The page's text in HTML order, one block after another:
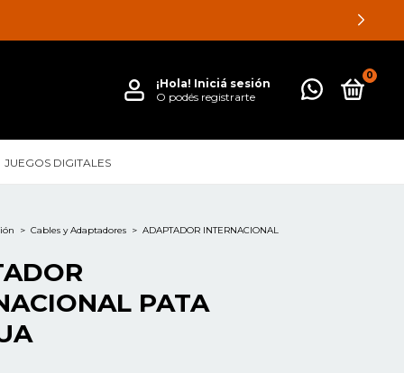
¡Hola! Iniciá sesión
O podés registrarte
0
JUEGOS DIGITALES
> Cables y Adaptadores > ADAPTADOR INTERNACIONAL
PATA